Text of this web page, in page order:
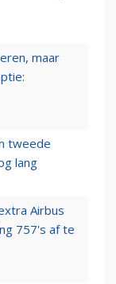
maar
tweede
lang
Airbus
757's af te